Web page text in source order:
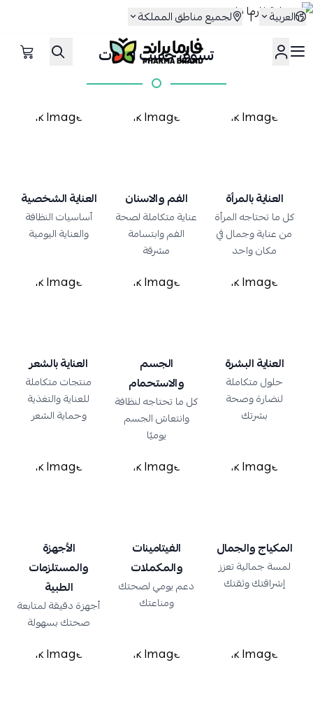
العربية | لجميع مناطق المملكة
صيدلية فارما براند
تسوق حسب الفئات
العناية بالمرأة
كل ما تحتاجه المرأة
من عناية وجمال في
مكان واحد
الفم والاسنان
عناية متكاملة لصحة
الفم وابتسامة
مشرقة
العناية الشخصية
أساسيات النظافة
والعناية اليومية
العناية البشرة
حلول متكاملة
لنضارة وصحة
بشرتك
الجسم
والاستحمام
كل ما تحتاجه لنظافة
وانتعاش الجسم
يوميًا
العناية بالشعر
منتجات متكاملة
للعناية والتغذية
وحماية الشعر
المكياج والجمال
لمسة جمالية تعزز
إشراقتك وثقتك
الفيتامينات
والمكملات
دعم يومي لصحتك
ومناعتك
الأجهزة
والمستلزمات
الطبية
أجهزة دقيقة لمتابعة
صحتك بسهولة